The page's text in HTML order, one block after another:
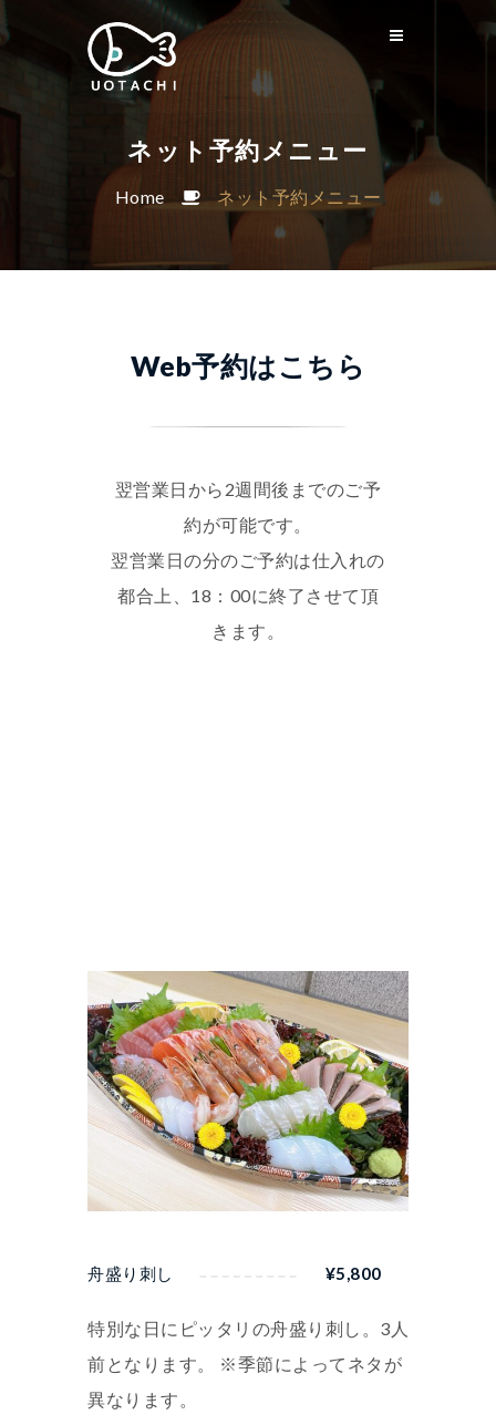
ネット予約メニュー
Home ネット予約メニュー
Web予約はこちら
翌営業日から2週間後までのご予
約が可能です。
翌営業日の分のご予約は仕入れの
都合上、18：00に終了させて頂
きます。
舟盛り刺し ¥5,800
特別な日にピッタリの舟盛り刺し。3人
前となります。 ※季節によってネタが
異なります。